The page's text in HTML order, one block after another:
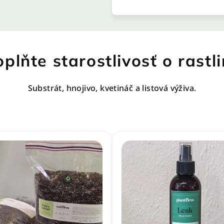
starostlivosť o
Substrát, hnojivo, kvetináč a listová výživa.